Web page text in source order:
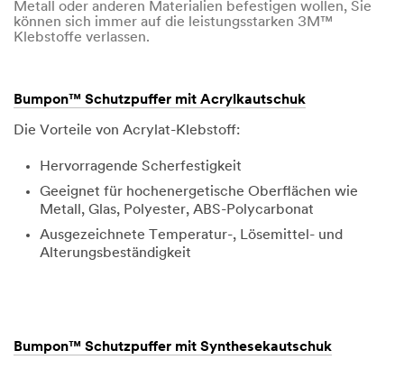
Metall oder anderen Materialien befestigen wollen, Sie
können sich immer auf die leistungsstarken 3M™
Klebstoffe verlassen.
Bumpon™ Schutzpuffer mit Acrylkautschuk
Die Vorteile von Acrylat-Klebstoff:
Hervorragende Scherfestigkeit
Geeignet für hochenergetische Oberflächen wie
Metall, Glas, Polyester, ABS-Polycarbonat
Ausgezeichnete Temperatur-, Lösemittel- und
Alterungsbeständigkeit
Bumpon™ Schutzpuffer mit Synthesekautschuk